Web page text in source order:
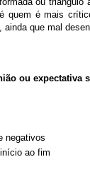
é mais
ainda que mal
ou expectativa
negativos
ao fim